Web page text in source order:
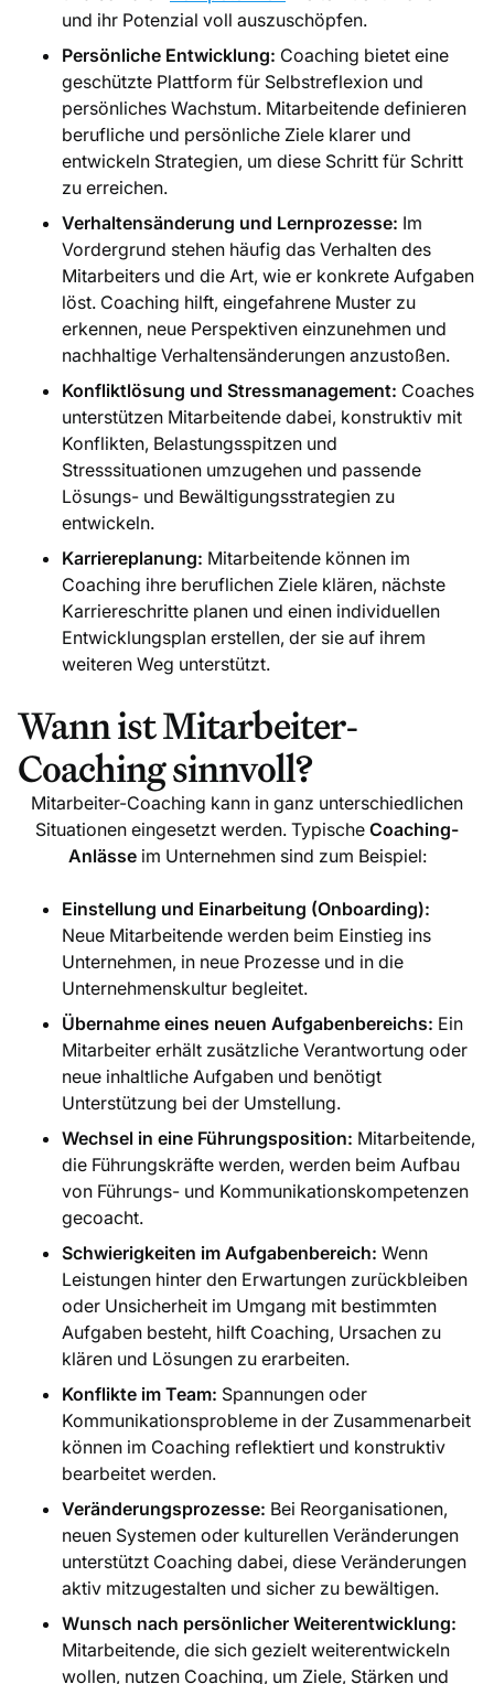
und ihr Potenzial voll auszuschöpfen.
Persönliche Entwicklung: Coaching bietet eine
geschützte Plattform für Selbstreflexion und
persönliches Wachstum. Mitarbeitende definieren
berufliche und persönliche Ziele klarer und
entwickeln Strategien, um diese Schritt für Schritt
zu erreichen.
Verhaltensänderung und Lernprozesse: Im
Vordergrund stehen häufig das Verhalten des
Mitarbeiters und die Art, wie er konkrete Aufgaben
löst. Coaching hilft, eingefahrene Muster zu
erkennen, neue Perspektiven einzunehmen und
nachhaltige Verhaltensänderungen anzustoßen.
Konfliktlösung und Stressmanagement: Coaches
unterstützen Mitarbeitende dabei, konstruktiv mit
Konflikten, Belastungsspitzen und
Stresssituationen umzugehen und passende
Lösungs- und Bewältigungsstrategien zu
entwickeln.
Karriereplanung: Mitarbeitende können im
Coaching ihre beruflichen Ziele klären, nächste
Karriereschritte planen und einen individuellen
Entwicklungsplan erstellen, der sie auf ihrem
weiteren Weg unterstützt.
Wann ist Mitarbeiter-
Coaching sinnvoll?
Mitarbeiter-Coaching kann in ganz unterschiedlichen
Situationen eingesetzt werden. Typische Coaching-
Anlässeim Unternehmen sind zum Beispiel:
Einstellung und Einarbeitung (Onboarding):
Neue Mitarbeitende werden beim Einstieg ins
Unternehmen, in neue Prozesse und in die
Unternehmenskultur begleitet.
Übernahme eines neuen Aufgabenbereichs: Ein
Mitarbeiter erhält zusätzliche Verantwortung oder
neue inhaltliche Aufgaben und benötigt
Unterstützung bei der Umstellung.
Wechsel in eine Führungsposition: Mitarbeitende,
die Führungskräfte werden, werden beim Aufbau
von Führungs- und Kommunikationskompetenzen
gecoacht.
Schwierigkeiten im Aufgabenbereich: Wenn
Leistungen hinter den Erwartungen zurückbleiben
oder Unsicherheit im Umgang mit bestimmten
Aufgaben besteht, hilft Coaching, Ursachen zu
klären und Lösungen zu erarbeiten.
Konflikte im Team: Spannungen oder
Kommunikationsprobleme in der Zusammenarbeit
können im Coaching reflektiert und konstruktiv
bearbeitet werden.
Veränderungsprozesse: Bei Reorganisationen,
neuen Systemen oder kulturellen Veränderungen
unterstützt Coaching dabei, diese Veränderungen
aktiv mitzugestalten und sicher zu bewältigen.
Wunsch nach persönlicher Weiterentwicklung:
Mitarbeitende, die sich gezielt weiterentwickeln
wollen, nutzen Coaching, um Ziele, Stärken und